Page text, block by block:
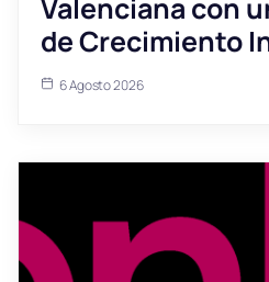
Valenciana con
de Crecimiento
6 Agosto 2026